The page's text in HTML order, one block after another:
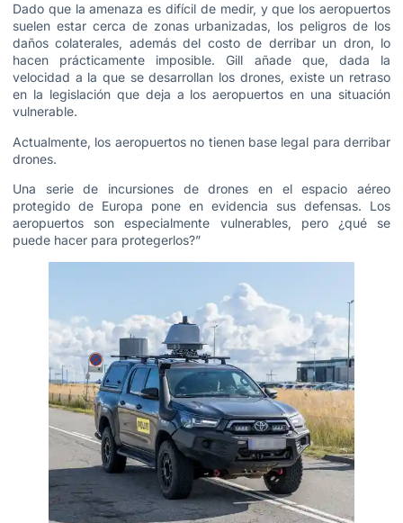
Dado que la amenaza es difícil de medir, y que los aeropuertos
suelen estar cerca de zonas urbanizadas, los peligros de los
daños colaterales, además del costo de derribar un dron, lo
hacen prácticamente imposible. Gill añade que, dada la
velocidad a la que se desarrollan los drones, existe un retraso
en la legislación que deja a los aeropuertos en una situación
vulnerable.
Actualmente, los aeropuertos no tienen base legal para derribar
drones.
Una serie de incursiones de drones en el espacio aéreo
protegido de Europa pone en evidencia sus defensas. Los
aeropuertos son especialmente vulnerables, pero ¿qué se
puede hacer para protegerlos?”